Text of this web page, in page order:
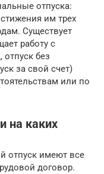
отпуска:
им трех
Существует
работу с
без
за свой счет)
или по
на каких
отпуск имеют все
договор.